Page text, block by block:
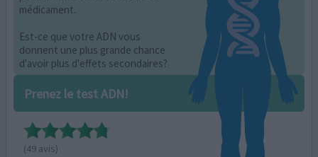
médicament.
Est-ce que votre ADN vous
donnent une plus grande chance
d'avoir plus d'effets secondaires?
Prenez le test ADN!
(49 avis)